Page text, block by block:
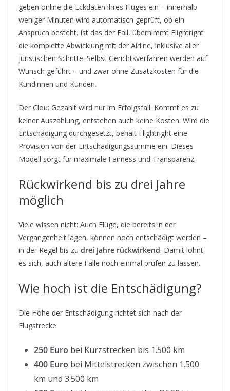
geben online die Eckdaten ihres Fluges ein – innerhalb
weniger Minuten wird automatisch geprüft, ob ein
Anspruch besteht. Ist das der Fall, übernimmt Flightright
die komplette Abwicklung mit der Airline, inklusive aller
juristischen Schritte. Selbst Gerichtsverfahren werden auf
Wunsch geführt – und zwar ohne Zusatzkosten für die
Kundinnen und Kunden.
Der Clou: Gezahlt wird nur im Erfolgsfall. Kommt es zu
keiner Auszahlung, entstehen auch keine Kosten. Wird die
Entschädigung durchgesetzt, behält Flightright eine
Provision von der Entschädigungssumme ein. Dieses
Modell sorgt für maximale Fairness und Transparenz.
Rückwirkend bis zu drei Jahre
möglich
Viele wissen nicht: Auch Flüge, die bereits in der
Vergangenheit lagen, können noch entschädigt werden –
in der Regel bis zu drei Jahre rückwirkend. Damit lohnt
es sich, auch ältere Fälle noch einmal prüfen zu lassen.
Wie hoch ist die Entschädigung?
Die Höhe der Entschädigung richtet sich nach der
Flugstrecke:
250 Euro bei Kurzstrecken bis 1.500 km
400 Euro bei Mittelstrecken zwischen 1.500
km und 3.500 km